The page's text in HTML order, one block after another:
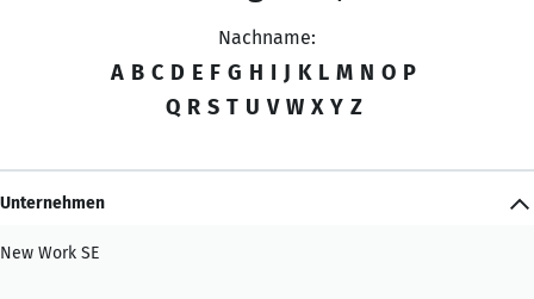
Nachname:
A B C D E F G H I J K L M N O P
Q R S T U V W X Y Z
Unternehmen
New Work SE